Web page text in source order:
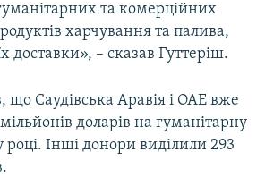
та комерційних
харчування та палива,
доставки», – сказав Гуттеріш.
що Саудівська Аравія і ОАЕ вже
доларів на гуманітарну
Інші донори виділили 293